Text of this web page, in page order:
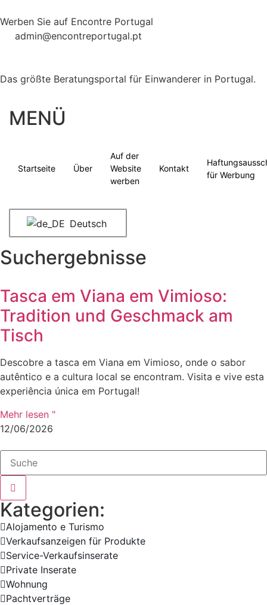
Werben Sie auf Encontre Portugal
admin@encontreportugal.pt
Das größte Beratungsportal für Einwanderer in Portugal.
MENÜ
Startseite Über
Auf der
Website
werben
Kontakt
für Werbung
Deutsch
Suchergebnisse
Tasca em Viana em Vimioso:
Tradition und Geschmack am
Tisch
Descobre a tasca em Viana em Vimioso, onde o sabor
autêntico e a cultura local se encontram. Visita e vive esta
experiência única em Portugal!
Mehr lesen "
12/06/2026
Kategorien:
Alojamento e Turismo
Verkaufsanzeigen für Produkte
Service-Verkaufsinserate
Private Inserate
Wohnung
Pachtverträge